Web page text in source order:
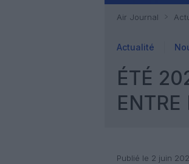
Air Journal
Actualité
ÉTÉ
ENTRE
Publié le 2 juin